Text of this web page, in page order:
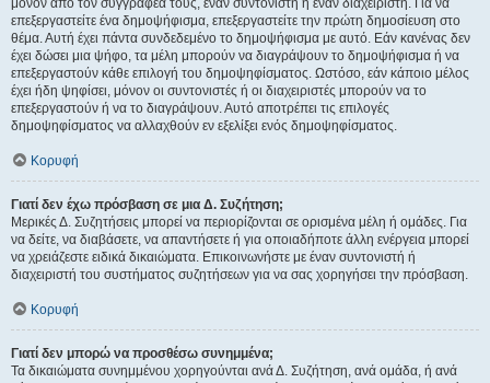
μόνον από τον συγγραφέα τους, έναν συντονιστή ή έναν διαχειριστή. Για να
επεξεργαστείτε ένα δημοψήφισμα, επεξεργαστείτε την πρώτη δημοσίευση στο
θέμα. Αυτή έχει πάντα συνδεδεμένο το δημοψήφισμα με αυτό. Εάν κανένας δεν
έχει δώσει μια ψήφο, τα μέλη μπορούν να διαγράψουν το δημοψήφισμα ή να
επεξεργαστούν κάθε επιλογή του δημοψηφίσματος. Ωστόσο, εάν κάποιο μέλος
έχει ήδη ψηφίσει, μόνον οι συντονιστές ή οι διαχειριστές μπορούν να το
επεξεργαστούν ή να το διαγράψουν. Αυτό αποτρέπει τις επιλογές
δημοψηφίσματος να αλλαχθούν εν εξελίξει ενός δημοψηφίσματος.
Κορυφή
Γιατί δεν έχω πρόσβαση σε μια Δ. Συζήτηση;
Μερικές Δ. Συζητήσεις μπορεί να περιορίζονται σε ορισμένα μέλη ή ομάδες. Για
να δείτε, να διαβάσετε, να απαντήσετε ή για οποιαδήποτε άλλη ενέργεια μπορεί
να χρειάζεστε ειδικά δικαιώματα. Επικοινωνήστε με έναν συντονιστή ή
διαχειριστή του συστήματος συζητήσεων για να σας χορηγήσει την πρόσβαση.
Κορυφή
Γιατί δεν μπορώ να προσθέσω συνημμένα;
Τα δικαιώματα συνημμένου χορηγούνται ανά Δ. Συζήτηση, ανά ομάδα, ή ανά